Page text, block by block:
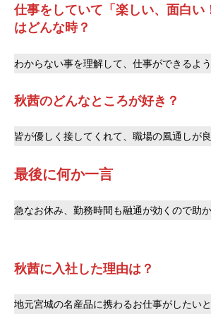
仕事をしていて「楽しい、面白い
はどんな時？
わからない事を理解して、仕事ができるよ
秋茜のどんなところが好き？
皆が優しく接してくれて、職場の風通しが
最後に何か一言
急なお休み、勤務時間も融通が効くので助か
秋茜に入社した理由は？
地元宮城の名産品に携わるお仕事がしたい